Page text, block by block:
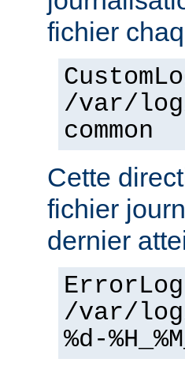
fichier
/var/
common
Cette
fichier
dernier
/var/
%d-